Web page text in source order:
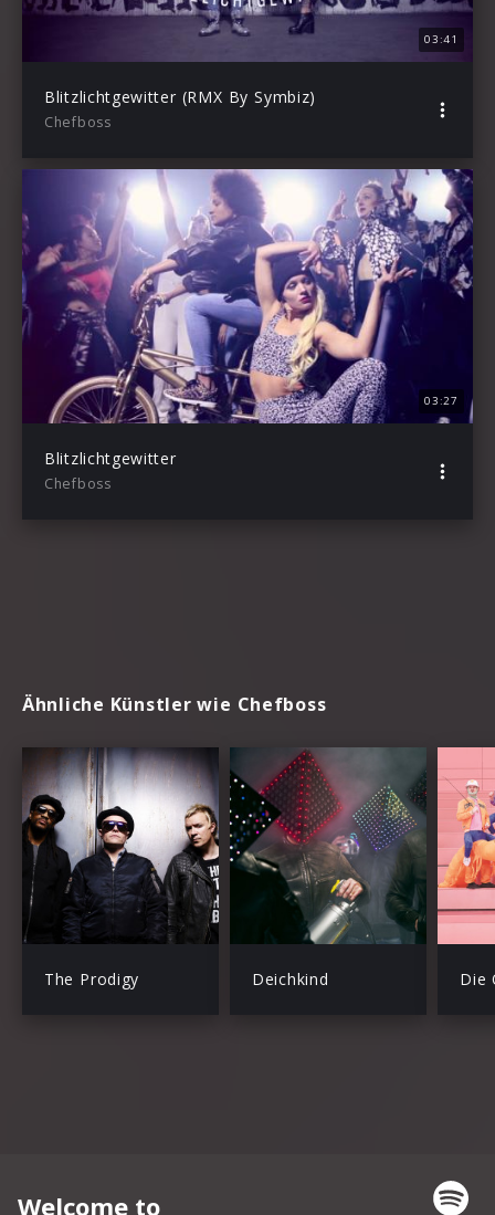
03:41
Blitzlichtgewitter (RMX By Symbiz)
Chefboss
03:27
Blitzlichtgewitter
Chefboss
Ähnliche Künstler wie Chefboss
The Prodigy Deichkind Die